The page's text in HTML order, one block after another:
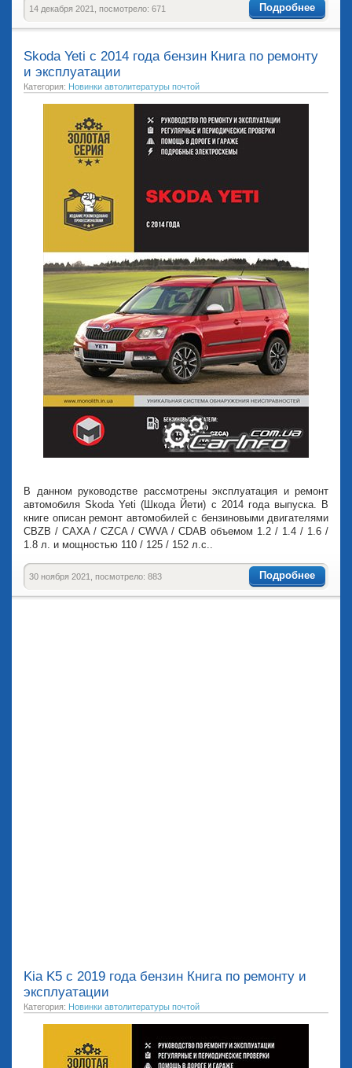
Подробнее
14 декабря 2021, посмотрело: 671
Skoda Yeti с 2014 года бензин Книга по ремонту
и эксплуатации
Категория: Новинки автолитературы почтой
В данном руководстве рассмотрены эксплуатация и ремонт
автомобиля Skoda Yeti (Шкода Йети) с 2014 года выпуска. В
книге описан ремонт автомобилей с бензиновыми двигателями
CBZB / CAXA / CZСA / CWVA / CDAB объемом 1.2 / 1.4 / 1.6 /
1.8 л. и мощностью 110 / 125 / 152 л.с..
Подробнее
30 ноября 2021, посмотрело: 883
Kia K5 c 2019 года бензин Книга по ремонту и
эксплуатации
Категория: Новинки автолитературы почтой